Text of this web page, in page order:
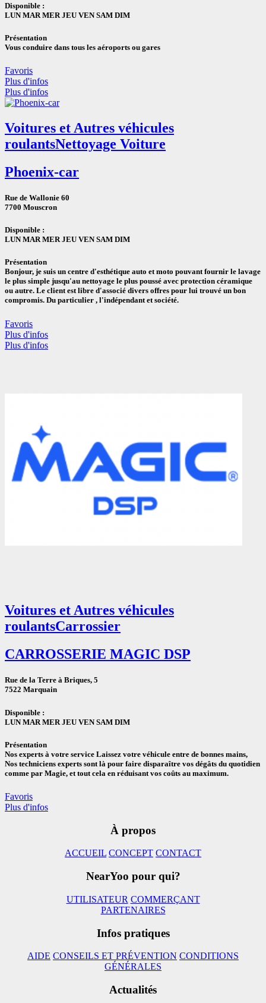
Disponible :
LUN MAR MER JEU VEN SAM DIM
Présentation
Vous conduire dans tous les aéroports ou gares
Favoris
Plus d'infos
Plus d'infos
Voitures et Autres véhicules
roulantsNettoyage Voiture
Phoenix-car
Rue de Wallonie 60
7700 Mouscron
Disponible :
LUN MAR MER JEU VEN SAM DIM
Présentation
Bonjour, je suis un centre d'esthétique auto et moto pouvant fournir le lavage
le plus simple jusqu'au nettoyage le plus poussé avec protection céramique
ou autre. Le client est libre d'associé divers offres pour lui trouvé un bon
compromis. Du particulier , l'indépendant et société.
Favoris
Plus d'infos
Plus d'infos
Voitures et Autres véhicules
roulantsCarrossier
CARROSSERIE MAGIC DSP
Rue de la Terre à Briques, 5
7522 Marquain
Disponible :
LUN MAR MER JEU VEN SAM DIM
Présentation
Nos experts à votre service Laissez votre véhicule entre de bonnes mains,
Nos techniciens experts sont là pour faire disparaître vos dégâts du quotidien
comme par Magie, et tout cela en réduisant vos coûts au maximum.
Favoris
Plus d'infos
À propos
ACCUEIL CONCEPT CONTACT
NearYoo pour qui?
UTILISATEUR COMMERÇANT
PARTENAIRES
Infos pratiques
AIDE CONSEILS ET PRÉVENTION CONDITIONS
GÉNÉRALES
Actualités